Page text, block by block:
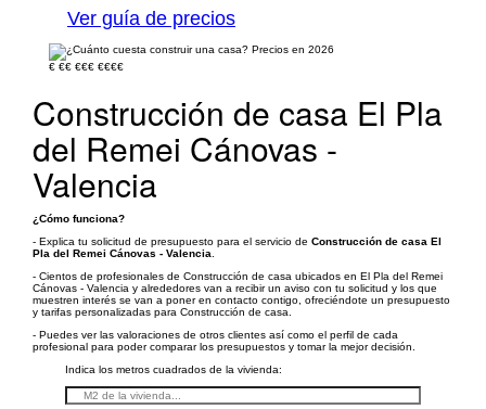
Ver guía de precios
€ €€ €€€ €€€€
Construcción de casa El Pla
del Remei Cánovas -
Valencia
¿Cómo funciona?
- Explica tu solicitud de presupuesto para el servicio de Construcción de casa El
Pla del Remei Cánovas - Valencia
- Cientos de profesionales de Construcción de casa ubicados en El Pla del Remei
Cánovas - Valencia y alrededores van a recibir un aviso con tu solicitud y los que
muestren interés se van a poner en contacto contigo, ofreciéndote un presupuesto
y tarifas personalizadas para Construcción de casa.
- Puedes ver las valoraciones de otros clientes así como el perfil de cada
profesional para poder comparar los presupuestos y tomar la mejor decisión.
Indica los metros cuadrados de la vivienda: